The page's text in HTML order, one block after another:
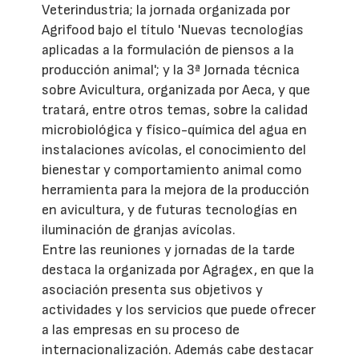
Veterindustria; la jornada organizada por
Agrifood bajo el título 'Nuevas tecnologías
aplicadas a la formulación de piensos a la
producción animal'; y la 3ª Jornada técnica
sobre Avicultura, organizada por Aeca, y que
tratará, entre otros temas, sobre la calidad
microbiológica y físico-química del agua en
instalaciones avícolas, el conocimiento del
bienestar y comportamiento animal como
herramienta para la mejora de la producción
en avicultura, y de futuras tecnologías en
iluminación de granjas avícolas.
Entre las reuniones y jornadas de la tarde
destaca la organizada por Agragex, en que la
asociación presenta sus objetivos y
actividades y los servicios que puede ofrecer
a las empresas en su proceso de
internacionalización. Además cabe destacar